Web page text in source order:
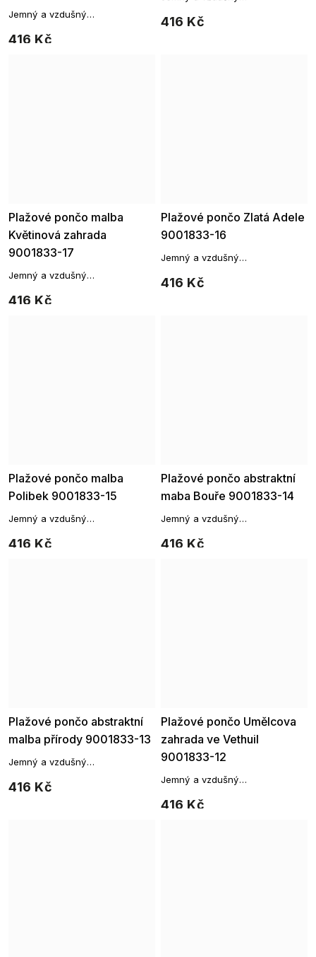
416 Kč
Jemný a vzdušný
originální přehoz přes vaše
416 Kč
originální přehoz přes vaše
Plažové pončo malba
Květinová zahrada
9001833-17
416 Kč
Jemný a vzdušný
originální přehoz přes vaše
Plažové pončo Zlatá Adele
9001833-16
416 Kč
Jemný a vzdušný
originální přehoz přes vaše
Plažové pončo malba
Polibek 9001833-15
416 Kč
Jemný a vzdušný
originální přehoz přes vaše
Plažové pončo abstraktní
maba Bouře 9001833-14
416 Kč
Jemný a vzdušný
originální přehoz přes vaše
Plažové pončo abstraktní
malba přírody 9001833-13
416 Kč
Jemný a vzdušný
originální přehoz přes vaše
Plažové pončo Umělcova
zahrada ve Vethuil
9001833-12
416 Kč
Jemný a vzdušný
originální přehoz přes vaše